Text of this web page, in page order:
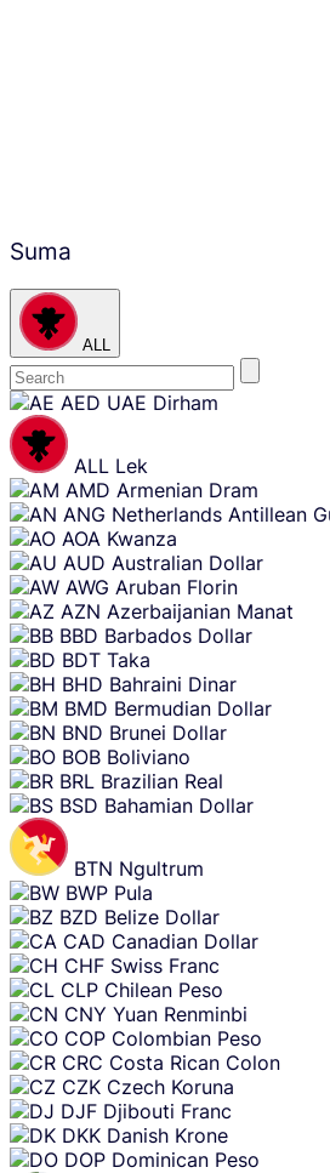
Suma
ALL
Skip
content
AED UAE Dirham
ALL Lek
AMD Armenian Dram
ANG Netherlands Antillean
AOA Kwanza
AUD Australian Dollar
AWG Aruban Florin
AZN Azerbaijanian Manat
BBD Barbados Dollar
BDT Taka
BHD Bahraini Dinar
BMD Bermudian Dollar
BND Brunei Dollar
BOB Boliviano
BRL Brazilian Real
BSD Bahamian Dollar
BTN Ngultrum
BWP Pula
BZD Belize Dollar
CAD Canadian Dollar
CHF Swiss Franc
CLP Chilean Peso
CNY Yuan Renminbi
COP Colombian Peso
CRC Costa Rican Colon
CZK Czech Koruna
DJF Djibouti Franc
DKK Danish Krone
DOP Dominican Peso